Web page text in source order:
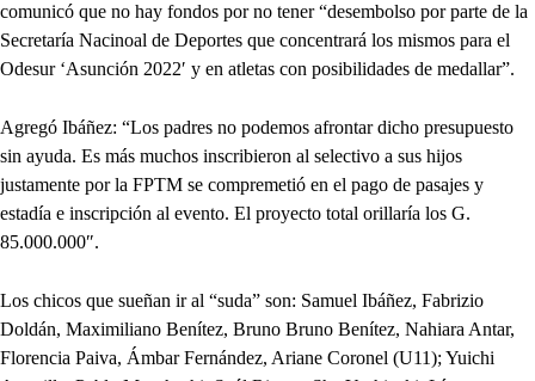
comunicó que no hay fondos por no tener “desembolso por parte de la
Secretaría Nacinoal de Deportes que concentrará los mismos para el
Odesur ‘Asunción 2022′ y en atletas con posibilidades de medallar”.
Agregó Ibáñez: “Los padres no podemos afrontar dicho presupuesto
sin ayuda. Es más muchos inscribieron al selectivo a sus hijos
justamente por la FPTM se compremetió en el pago de pasajes y
estadía e inscripción al evento. El proyecto total orillaría los G.
85.000.000″.
Los chicos que sueñan ir al “suda” son: Samuel Ibáñez, Fabrizio
Doldán, Maximiliano Benítez, Bruno Bruno Benítez, Nahiara Antar,
Florencia Paiva, Ámbar Fernández, Ariane Coronel (U11); Yuichi